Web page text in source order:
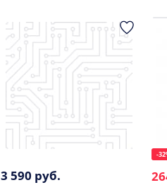
3 590 руб.
-